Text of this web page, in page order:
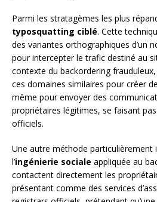
Parmi les stratagèmes les plus
typosquatting ciblé. Cette
des variantes orthographiques d’un
pour intercepter le trafic destiné au
contexte du backordering
ces domaines similaires pour créer
même pour envoyer des
propriétaires légitimes, se faisant
officiels.
Une autre méthode particulièrement
l’ingénierie sociale appliquée au
contactent directement les
présentant comme des services